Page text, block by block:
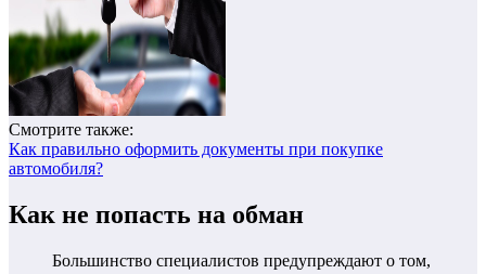
Смотрите также:
Как правильно оформить документы при покупке
автомобиля?
Как не попасть на обман
Большинство специалистов предупреждают о том,